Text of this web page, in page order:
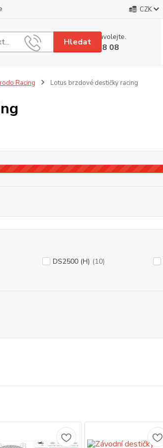
CZK
Hledat
Nevíte si rady? Zavolejte.
+420 608 08 18 08
Racing Lotus brzdové destičky racing
DS2500 (H) (10)